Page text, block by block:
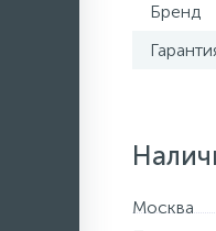
Бренд
Москва